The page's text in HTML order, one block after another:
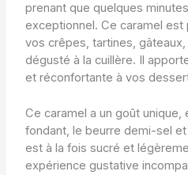
prenant que quelques
exceptionnel. Ce caramel
vos crêpes, tartines,
dégusté à la cuillère. Il
et réconfortante à vos
Ce caramel a un goût unique,
fondant, le beurre demi-sel et
est à la fois sucré et
expérience gustative